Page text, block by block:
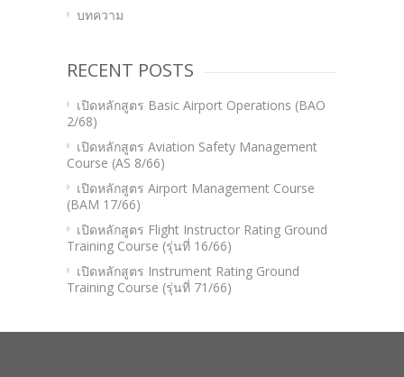
บทความ
RECENT POSTS
เปิดหลักสูตร Basic Airport Operations (BAO
2/68)
เปิดหลักสูตร Aviation Safety Management
Course (AS 8/66)
เปิดหลักสูตร Airport Management Course
(BAM 17/66)
เปิดหลักสูตร Flight Instructor Rating Ground
Training Course (รุ่นที่ 16/66)
เปิดหลักสูตร Instrument Rating Ground
Training Course (รุ่นที่ 71/66)